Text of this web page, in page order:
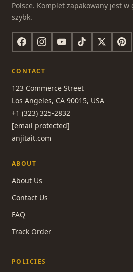
Polsce. Komplet zapakowany jest
szybk.
CONTACT
123 Commerce Street
Los Angeles, CA 90015, USA
+1 (323) 325-2832
[email protected]
anjitait.com
ABOUT
About Us
Contact Us
FAQ
Track Order
POLICIES